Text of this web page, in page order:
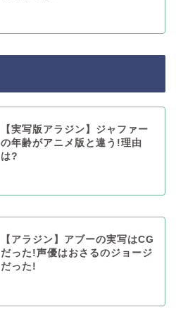
【実写版アラジン】ジャファー
の年齢がアニメ版と違う!理由
は?
【アラジン】アブーの実写はCG
だった!声優はおさるのジョージ
だった!